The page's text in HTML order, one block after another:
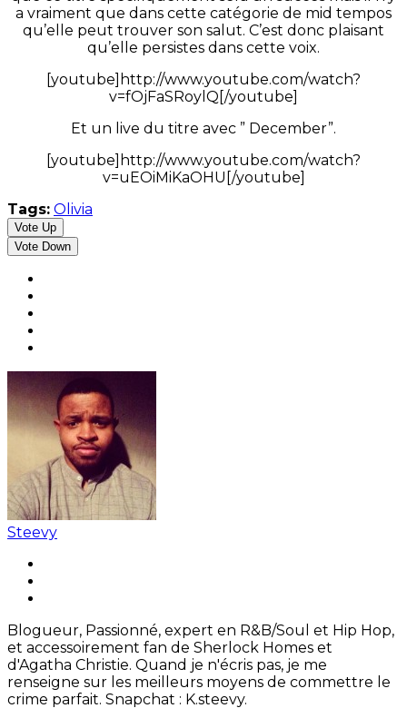
a vraiment que dans cette catégorie de mid tempos
qu’elle peut trouver son salut. C’est donc plaisant
qu’elle persistes dans cette voix.
[youtube]http://www.youtube.com/watch?
v=fOjFaSRoylQ[/youtube]
Et un live du titre avec ” December”.
[youtube]http://www.youtube.com/watch?
v=uEOiMiKaOHU[/youtube]
Tags: Olivia
Vote Up
Vote Down
Steevy
Blogueur, Passionné, expert en R&B/Soul et Hip Hop,
et accessoirement fan de Sherlock Homes et
d'Agatha Christie. Quand je n'écris pas, je me
renseigne sur les meilleurs moyens de commettre le
crime parfait. Snapchat : K.steevy.